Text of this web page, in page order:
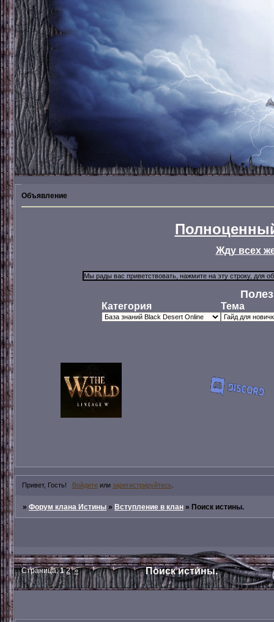
Объявление
Жду всех
Категория Тема
Привет, Гость! Войдитеили зарегистрируйтесь
»Форум клана Истины »Вступление в клан »Поиск истины.
Поиск истины.
Страница:1 2 »